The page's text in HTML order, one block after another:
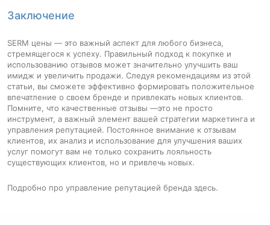
Заключение
SERM цены — это важный аспект для любого бизнеса,
стремящегося к успеху. Правильный подход к покупке и
использованию отзывов может значительно улучшить ваш
имидж и увеличить продажи. Следуя рекомендациям из этой
статьи, вы сможете эффективно формировать положительное
впечатление о своем бренде и привлекать новых клиентов.
Помните, что качественные отзывы —это не просто
инструмент, а важный элемент вашей стратегии маркетинга и
управления репутацией. Постоянное внимание к отзывам
клиентов, их анализ и использование для улучшения ваших
услуг помогут вам не только сохранить лояльность
существующих клиентов, но и привлечь новых.
Подробно про управление репутацией бренда здесь.